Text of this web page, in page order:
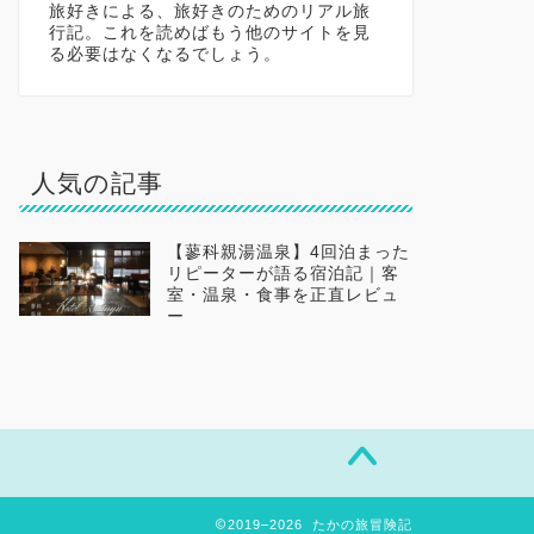
旅好きによる、旅好きのためのリアル旅
行記。これを読めばもう他のサイトを見
る必要はなくなるでしょう。
人気の記事
【蓼科親湯温泉】4回泊まった
リピーターが語る宿泊記｜客
室・温泉・食事を正直レビュ
ー
2019–2026 たかの旅冒険記